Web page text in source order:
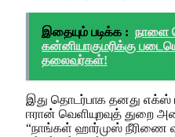
இதையும் படிக்க : நாளை
கன்னியாகுமரிக்கு
தலைவர்கள்!
இது தொடர்பாக தனது எக்ஸ்
ஈரான் வெளியுறவுத் துறை
“நாங்கள் ஹார்முஸ் நீரிணை